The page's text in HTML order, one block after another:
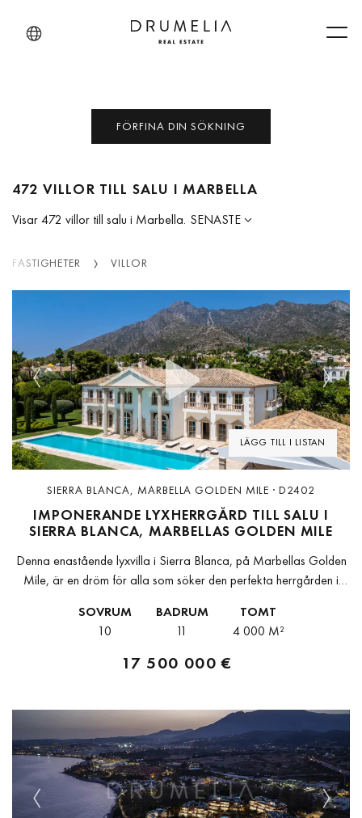
FÖRFINA DIN SÖKNING
472 VILLOR TILL SALU I MARBELLA
Visar 472 villor till salu i Marbella. SENASTE
FASTIGHETER VILLOR
LÄGG TILL I LISTAN
Previous Next
SIERRA BLANCA, MARBELLA GOLDEN MILE · D2402
IMPONERANDE LYXHERRGÅRD TILL SALU I
SIERRA BLANCA, MARBELLAS GOLDEN MILE
Denna enastående lyxvilla i Sierra Blanca, på Marbellas Golden
Mile, är en dröm för alla som söker den perfekta herrgården i
slående arkitektur...
SOVRUM
10
BADRUM
11
TOMT
4 000 M²
17 500 000 €
Previous Next